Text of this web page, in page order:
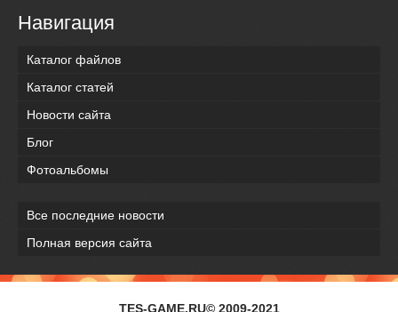
Навигация
Каталог файлов
Каталог статей
Новости сайта
Блог
Фотоальбомы
Все последние новости
Полная версия сайта
TES-GAME.RU© 2009-2021